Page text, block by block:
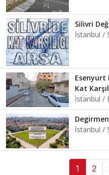
Silivri
İstanbul /
Esenyurt
Kat
İstanbul /
İstanbul /
1 2